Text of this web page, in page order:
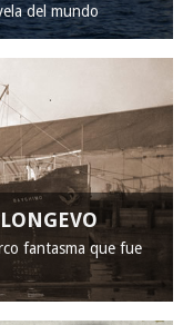
del mundo
fantasma que fue